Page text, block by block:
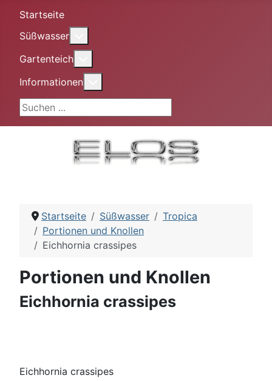
Startseite
Süßwasser
Gartenteich
Informationen
Suchen ...
Startseite Süßwasser
Tropica
Portionen und Knollen
Eichhornia crassipes
Portionen und Knollen
Eichhornia crassipes
Eichhornia crassipes